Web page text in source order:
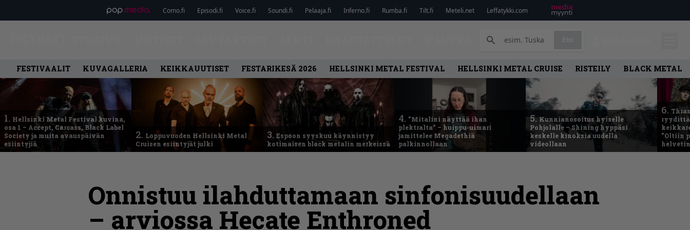
Como.fi Episodi.fi Voice.fi Soundi.fi Pelaaja.fi Inferno.fi Rumba.fi Tilt.fi Meteli.net Leffatykki.com
FESTIVAALIT KUVAGALLERIA KEIKKAUUTISET FESTARIKESÄ 2026 HELLSINKI METAL FESTIVAL HELLSINKI METAL CRUISE RISTEILY BLACK METAL
1. Hellsinki Metal Festival kuvina,
osa 1 – Accept, Carcass, Black Label
Society ja muita avauspäivän
esiintyjiä
2. Loppuvuoden Hellsinki Metal
Cruisen esiintyjät julki
3. Espoon syyskuu käynnistyy
kotimaisen black metalin merkeissä
4. ”Mitalini näyttää ihan
plektralta” – huippu-uimari
jamittelee Megadethiä
palkinnollaan
5. Kunnianosoitus hyiselle
Pohjolalle – Shining hyppäsi
keskelle kinoksia uudella
videollaan
6.
”Oltiin
Onnistuu ilahduttamaan sinfonisuudellaan
– arviossa Hecate Enthroned